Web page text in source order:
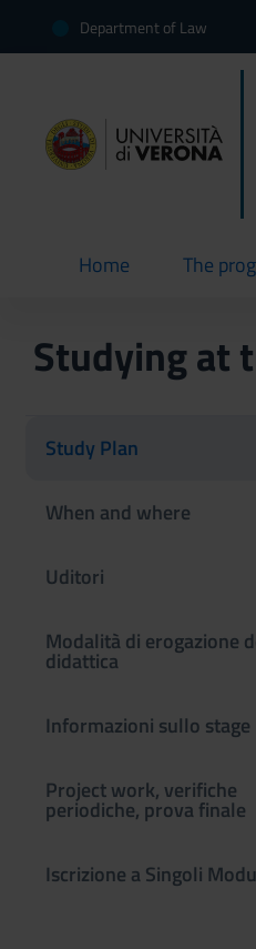
Department of Law
Home
current The
Studying at
Study Plan
When and where
Uditori
Modalità di erogazione
didattica
Informazioni sullo stage
Project work, verifiche
periodiche, prova finale
Iscrizione a Singoli